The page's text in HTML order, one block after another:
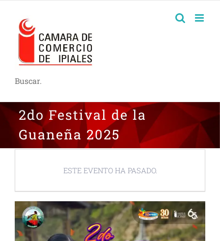
Buscar.
2do Festival de la
Guaneña 2025
ESTE EVENTO HA PASADO.